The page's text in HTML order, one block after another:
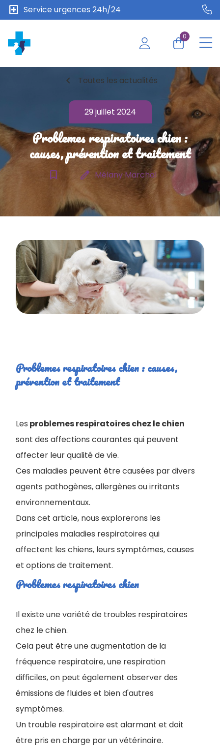
local_hospital Service urgences 24h/24
0
chevron_left Toutes les actualités
29 juillet 2024
Problemes respiratoires chien :
causes, prévention et traitement
bookmark_border edit Mélany Marchal
Problemes respiratoires chien : causes,
prévention et traitement
Les problemes respiratoires chez le chien
sont des affections courantes qui peuvent
affecter leur qualité de vie.
Ces maladies peuvent être causées par divers
agents pathogènes, allergènes ou irritants
environnementaux.
Dans cet article, nous explorerons les
principales maladies respiratoires qui
affectent les chiens, leurs symptômes, causes
et options de traitement.
Problemes respiratoires chien
Il existe une variété de troubles respiratoires
chez le chien.
Cela peut être une augmentation de la
fréquence respiratoire, une respiration
difficiles, on peut également observer des
émissions de fluides et bien d'autres
symptômes.
Un trouble respiratoire est alarmant et doit
être pris en charge par un vétérinaire.